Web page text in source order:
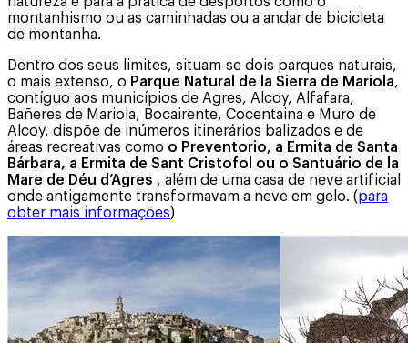
montanhismo ou as caminhadas ou a andar de bicicleta
de montanha.
Dentro dos seus limites, situam-se dois parques naturais,
o mais extenso, o Parque Natural de la Sierra de Mariola,
contíguo aos municípios de Agres, Alcoy, Alfafara,
Bañeres de Mariola, Bocairente, Cocentaina e Muro de
Alcoy, dispõe de inúmeros itinerários balizados e de
áreas recreativas como o Preventorio, a Ermita de Santa
Bárbara, a Ermita de Sant Cristofol ou o Santuário de la
Mare de Déu d’Agres , além de uma casa de neve artificial
onde antigamente transformavam a neve em gelo. (para
obter mais informações)